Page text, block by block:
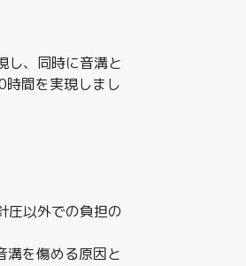
し、同時に音溝と
時間を実現しまし
圧以外での負担の
を傷める原因と